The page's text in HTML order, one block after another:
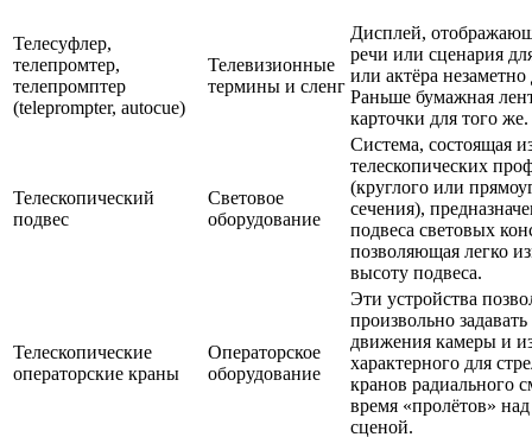
Телесуфлер,
телепромтер,
телепромптер
(teleprompter, autocue)
Телевизионные
термины и сленг
Дисплей,
речи или сценария
или актёра незаметно
Раньше бумажная
карточки для того же.
Телескопический
подвес
Световое
оборудование
Система, состоящая
телескопических
(круглого или
сечения),
подвеса световых
позволяющая легко
высоту подвеса.
Телескопические
операторские краны
Операторское
оборудование
Эти устройства
произвольно
движения камеры и
характерного для
кранов радиального
время «пролётов»
сценой.